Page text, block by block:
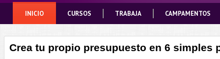
INICIO CURSOS TRABAJA CAMPAMENTOS
Crea tu propio presupuesto en 6 simples